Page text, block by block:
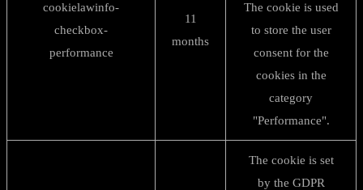
cookielawinfo-
checkbox-
performance
11
months
The cookie is used
to store the user
consent for the
cookies in the
category
"Performance".
The cookie is set
by the GDPR